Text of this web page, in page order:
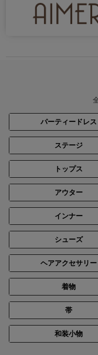
パーティードレス
ステージ
トップス
アウター
インナー
シューズ
ヘアアクセサリー
着物
帯
和装小物